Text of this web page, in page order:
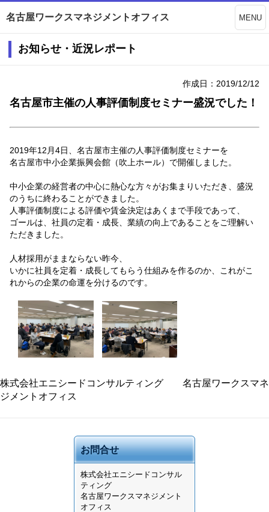
名古屋ワークスマネジメントオフィス MENU
お知らせ・近況レポート
作成日：2019/12/12
名古屋市主催の人事評価制度セミナー盛況でした！
2019年12月4日、名古屋市主催の人事評価制度セミナーを
名古屋市中小企業振興会館（吹上ホール）で開催しました。
中小企業の経営者の中心に熱心な方々がお集まりいただき、盛況
のうちに終わることができました。
人事評価制度による評価や賃金決定はあくまで手段であって、
ゴールは、社員の定着・成長、業績の向上であることをご理解い
ただきました。
人材採用がままならない昨今、
いかに社員を定着・成長してもらう仕組みを作るのか、これがこ
れからの企業の命運を分けるのです。
株式会社エニシードコンサルティング 名古屋ワークスマネ
ジメントオフィス
お問合せ
株式会社エニシードコンサル
ティング
名古屋ワークスマネジメント
オフィス